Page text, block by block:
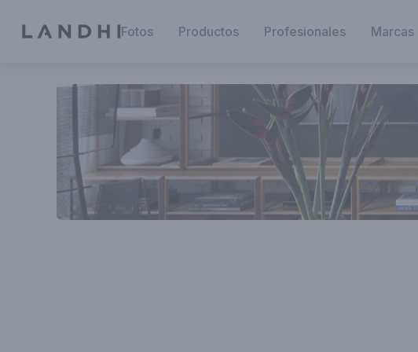
Fotos Productos Profesionales Marcas